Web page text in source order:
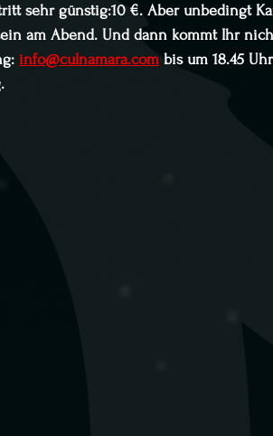
sehr günstig:10 €. Aber unbedingt
am Abend. Und dann kommt Ihr
info@culnamara.com bis um 18.45